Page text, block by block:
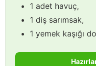
1 adet havuç,
1 diş sarımsak,
1 yemek kaşığı